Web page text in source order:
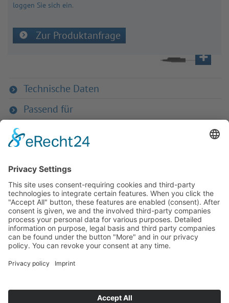
loggen Sie sich ein.
Zur Produktanfrage
Technische Daten
Passend für
Zurück zum Produkt
Haben Sie Fra­gen an uns?
Dann neh­men Sie doch ein­fach Kon­
takt mit uns auf – Wir bera­ten Sie
gerne ganz indi­vi­du­ell!